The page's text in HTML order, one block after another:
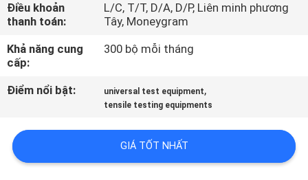
VỀ
CHÚNG
QUAN
NHÀ
Điều khoản
thanh toán:
L/C, T/T, D/A, D/P, Liên minh phương
Tây, Moneygram
Khả năng cung
cấp:
300 bộ mỗi tháng
Điểm nổi bật: universal test equipment,
tensile testing equipments
GIÁ TỐT NHẤT